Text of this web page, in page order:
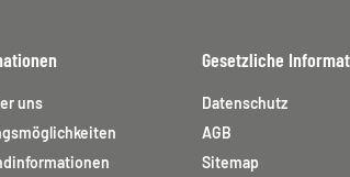
uns
Gesetzliche
Datenschutz
AGB
Sitemap